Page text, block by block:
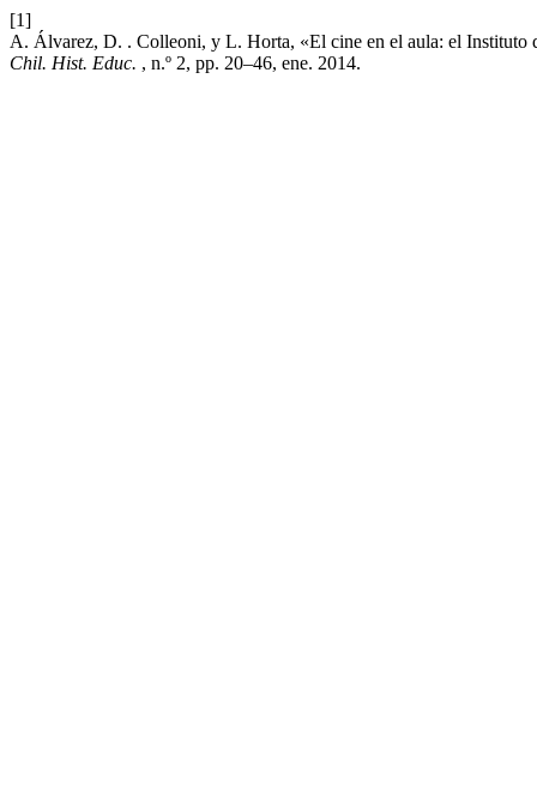
[1]
A. Álvarez, D. . Colleoni, y L. Horta, «El cine en el aula: el
Chil. Hist. Educ. , n.º 2, pp. 20–46, ene. 2014.